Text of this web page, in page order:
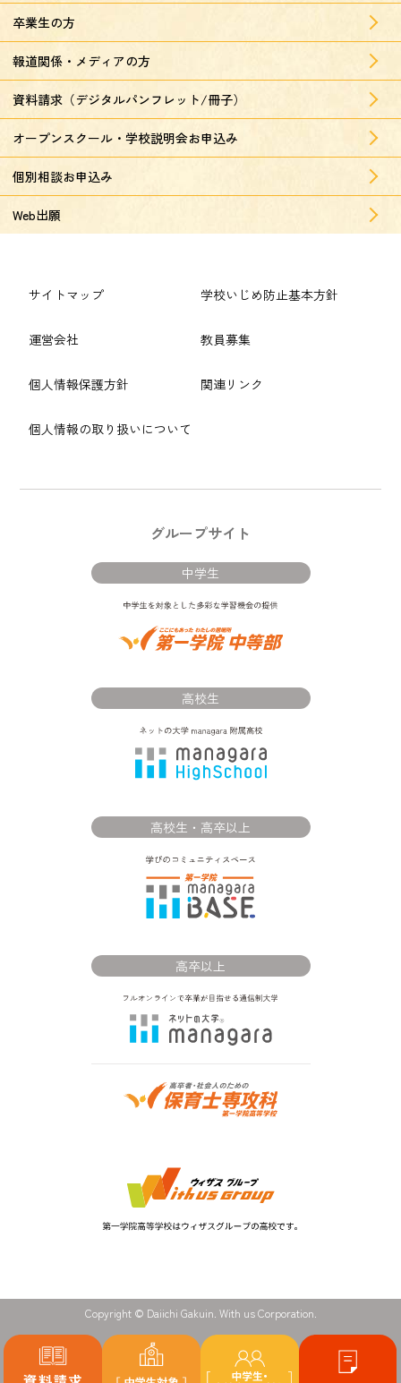
卒業生の方
報道関係・メディアの方
資料請求（デジタルパンフレット/冊子）
オープンスクール・学校説明会お申込み
個別相談お申込み
Web出願
サイトマップ
運営会社
個人情報保護方針
個人情報の取り扱いについて
学校いじめ防止基本方針
教員募集
関連リンク
グループサイト
中学生
高校生
高校生・高卒以上
高卒以上
Copyright © Daiichi Gakuin. With us Corporation.